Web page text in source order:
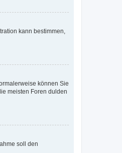
kann bestimmen,
können Sie
meisten Foren dulden
soll den